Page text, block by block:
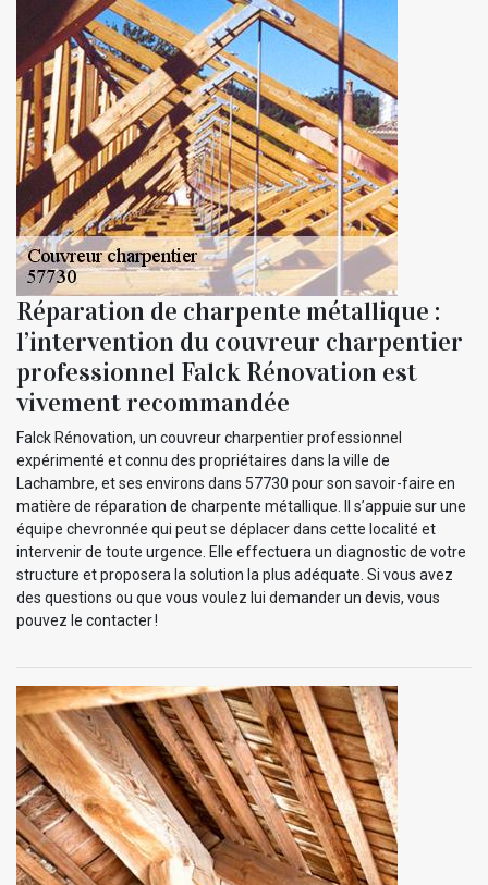
Réparation de charpente métallique :
l’intervention du couvreur charpentier
professionnel Falck Rénovation est
vivement recommandée
Falck Rénovation, un couvreur charpentier professionnel
expérimenté et connu des propriétaires dans la ville de
Lachambre, et ses environs dans 57730 pour son savoir-faire en
matière de réparation de charpente métallique. Il s’appuie sur une
équipe chevronnée qui peut se déplacer dans cette localité et
intervenir de toute urgence. Elle effectuera un diagnostic de votre
structure et proposera la solution la plus adéquate. Si vous avez
des questions ou que vous voulez lui demander un devis, vous
pouvez le contacter !